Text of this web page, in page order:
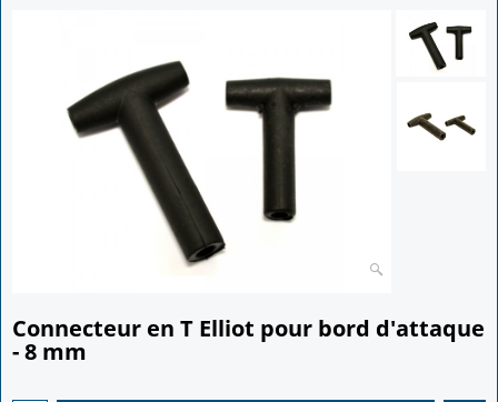
Connecteur en T Elliot pour bord d'attaque
- 8 mm